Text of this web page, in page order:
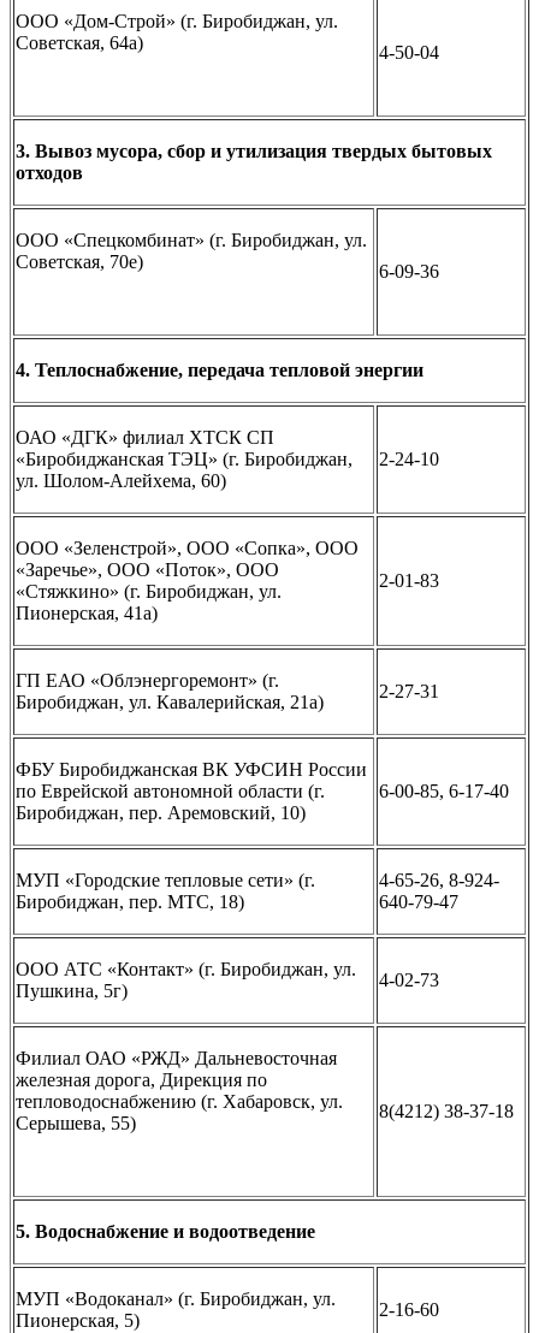
ООО «Дом-Строй» (г. Биробиджан, ул.
Советская, 64а)
4-50-04
3. Вывоз мусора, сбор и утилизация твердых бытовых
отходов
ООО «Спецкомбинат» (г. Биробиджан, ул.
Советская, 70е)
6-09-36
4. Теплоснабжение, передача тепловой энергии
ОАО «ДГК» филиал ХТСК СП
«Биробиджанская ТЭЦ» (г. Биробиджан,
ул. Шолом-Алейхема, 60)
2-24-10
ООО «Зеленстрой», ООО «Сопка», ООО
«Заречье», ООО «Поток», ООО
«Стяжкино» (г. Биробиджан, ул.
Пионерская, 41а)
2-01-83
ГП ЕАО «Облэнергоремонт» (г.
Биробиджан, ул. Кавалерийская, 21а)
2-27-31
ФБУ Биробиджанская ВК УФСИН России
по Еврейской автономной области (г.
Биробиджан, пер. Аремовский, 10)
6-00-85, 6-17-40
МУП «Городские тепловые сети» (г.
Биробиджан, пер. МТС, 18)
4-65-26, 8-924-
640-79-47
ООО АТС «Контакт» (г. Биробиджан, ул.
Пушкина, 5г)
4-02-73
Филиал ОАО «РЖД» Дальневосточная
железная дорога, Дирекция по
тепловодоснабжению (г. Хабаровск, ул.
Серышева, 55)
8(4212) 38-37-18
5. Водоснабжение и водоотведение
МУП «Водоканал» (г. Биробиджан, ул.
Пионерская, 5)
2-16-60